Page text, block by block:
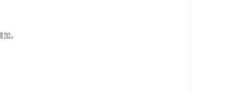
。